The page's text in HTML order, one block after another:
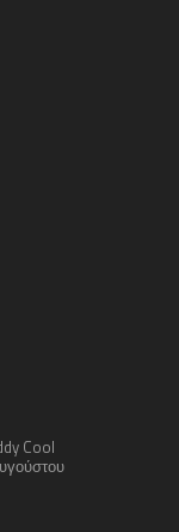
Cool